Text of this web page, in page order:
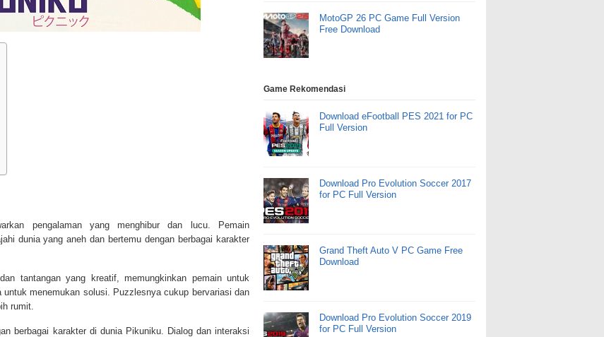
pengalaman yang menghibur dan lucu. Pemain
dunia yang aneh dan bertemu dengan berbagai karakter
tantangan yang kreatif, memungkinkan pemain untuk
menemukan solusi. Puzzlesnya cukup bervariasi dan
rumit.
berbagai karakter di dunia Pikuniku. Dialog dan interaksi
MotoGP 26 PC Game Full Version
Free Download
Game Rekomendasi
Download eFootball PES 2021 for PC
Full Version
Download Pro Evolution Soccer 2017
for PC Full Version
Grand Theft Auto V PC Game Free
Download
Download Pro Evolution Soccer 2019
for PC Full Version